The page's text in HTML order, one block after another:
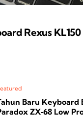
Rexus
Baru Keyboard
ZX‑68 Low